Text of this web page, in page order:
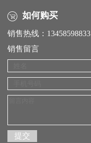
如何购买
销售热线：13458598833
销售留言